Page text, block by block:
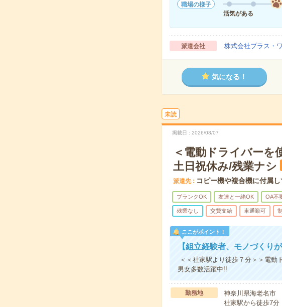
職場の様子
活気がある
派遣会社 株式会社プラス・
気になる！
未読
掲載日 2026/08/07
＜電動ドライバーを
土日祝休み/残業ナシ
派遣先 コピー機や複合機に付属
ブランクOK 友達と一緒OK OA不
残業なし 交費支給 車通勤可
ここがポイント！
【組立経験者、モノづくり
＜＜社家駅より徒歩７分＞＞電動
男女多数活躍中!!
勤務地
神奈川県海老名市
社家駅から徒歩7分